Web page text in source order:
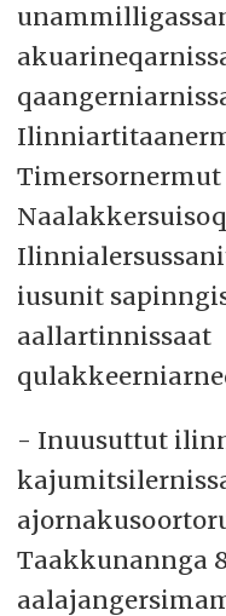
iusunit
aallartinnissaat
- Inuusuttut
Taakkunannga